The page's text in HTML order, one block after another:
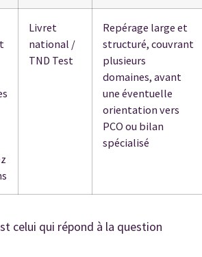
Livret
national /
TND Test
Repérage large et
structuré, couvrant
plusieurs
domaines, avant
une éventuelle
orientation vers
PCO ou bilan
spécialisé
celui qui répond à la question